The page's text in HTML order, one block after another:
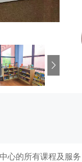
心的所有课程及服